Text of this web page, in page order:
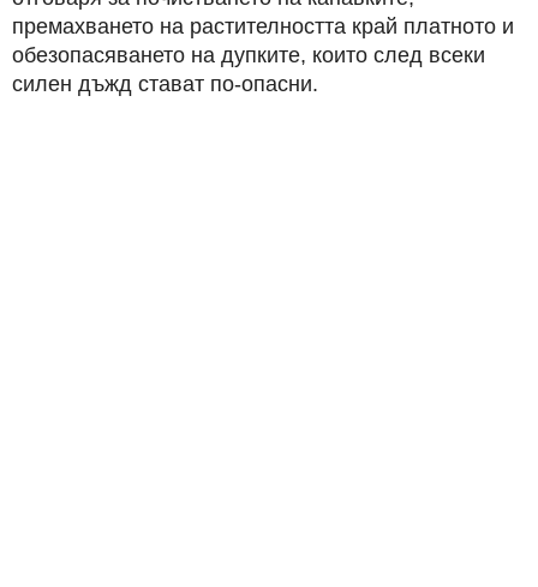
премахването на растителността край платното и
обезопасяването на дупките, които след всеки
силен дъжд стават по-опасни.